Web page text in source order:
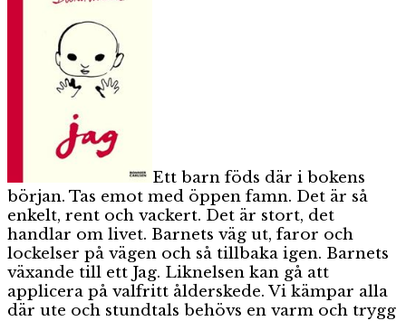
Ett barn föds där i bokens
början. Tas emot med öppen famn. Det är så
enkelt, rent och vackert. Det är stort, det
handlar om livet. Barnets väg ut, faror och
lockelser på vägen och så tillbaka igen. Barnets
växande till ett Jag. Liknelsen kan gå att
applicera på valfritt ålderskede. Vi kämpar alla
där ute och stundtals behövs en varm och trygg